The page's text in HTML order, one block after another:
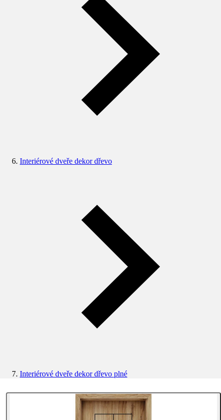
Interiérové dveře dekor dřevo
Interiérové dveře dekor dřevo plné